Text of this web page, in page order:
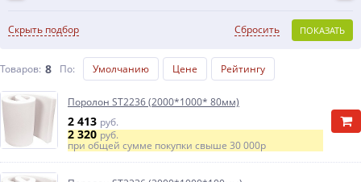
Скрыть подбор ПОКАЗАТЬ
Сбросить
Товаров: 8 По: Умолчанию Цене Рейтингу
Поролон ST2236 (2000*1000* 80мм)
2 413 руб.
2 320руб.
при общей сумме покупки свыше 30 000р